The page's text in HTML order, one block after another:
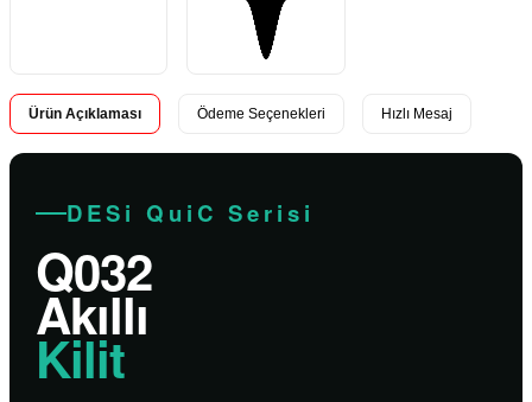
Ürün Açıklaması Ödeme Seçenekleri Hızlı Mesaj
DESi QuiC Serisi
Q032
Akıllı
Kilit